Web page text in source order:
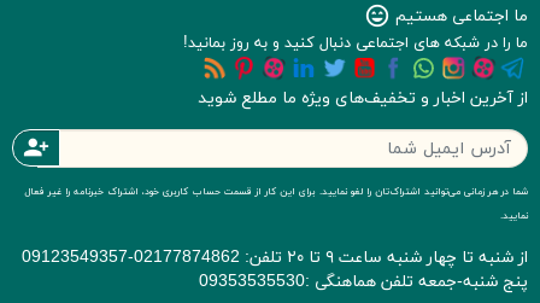
هستیمsentiment_very_satisfied
در شبکه های اجتماعی دنبال کنید و به روز بمانید!
اخبار و تخفیف‌های ویژه ما مطلع شوید
هر زمانی می‌توانید اشتراک‌تان را لغو نمایید. برای این کار از قسمت حساب کاربری خود، اشتراک خبرنامه را غیر فعال
از شنبه تا چهار شنبه ساعت ۹ تا ۲۰ تلفن: 02177874862-09123549357
جمعه تلفن هماهنگی :09353535530